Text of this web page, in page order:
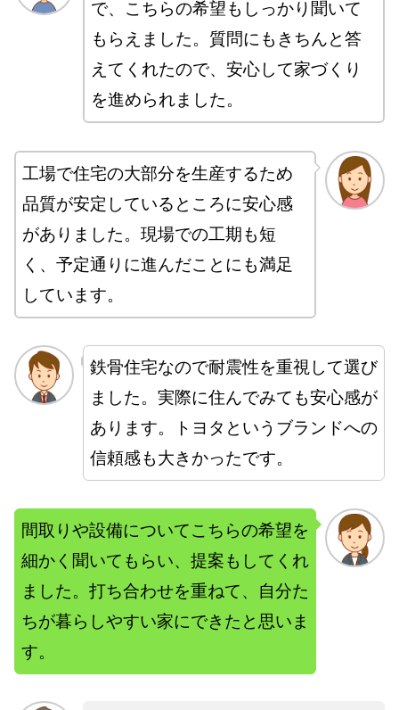
で、こちらの希望もしっかり聞いて
もらえました。質問にもきちんと答
えてくれたので、安心して家づくり
を進められました。
工場で住宅の大部分を生産するため
品質が安定しているところに安心感
がありました。現場での工期も短
く、予定通りに進んだことにも満足
しています。
鉄骨住宅なので耐震性を重視して選び
ました。実際に住んでみても安心感が
あります。トヨタというブランドへの
信頼感も大きかったです。
間取りや設備についてこちらの希望を
細かく聞いてもらい、提案もしてくれ
ました。打ち合わせを重ねて、自分た
ちが暮らしやすい家にできたと思いま
す。